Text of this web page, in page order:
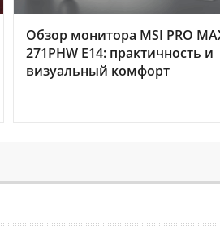
Обзор монитора MSI PRO
271PHW E14: практичность и
визуальный комфорт